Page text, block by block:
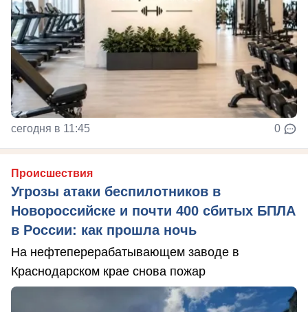
сегодня в 11:45 0
Происшествия
Угрозы атаки беспилотников в
Новороссийске и почти 400 сбитых БПЛА
в России: как прошла ночь
На нефтеперерабатывающем заводе в
Краснодарском крае снова пожар